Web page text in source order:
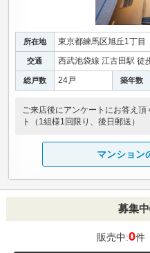
所在地 東京都練馬区旭丘1丁目
交通 西武池袋線 江古田駅 徒
総戸数 24戸 築年数
ご来店後にアンケートにお答え
ト（1組様1回限り、後日郵送）
マンション
募集
販売中:0件